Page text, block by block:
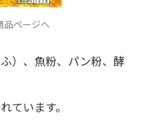
品ページへ
）、魚粉、パン粉、酵
ています。